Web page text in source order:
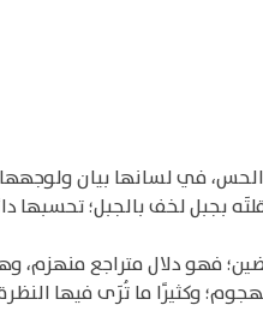
في لسانها بيان
بجبل لخف بالجبل؛ تحسبها
فهو دلال متراجع منهزم،
وكثيرًا ما تُرَى فيها